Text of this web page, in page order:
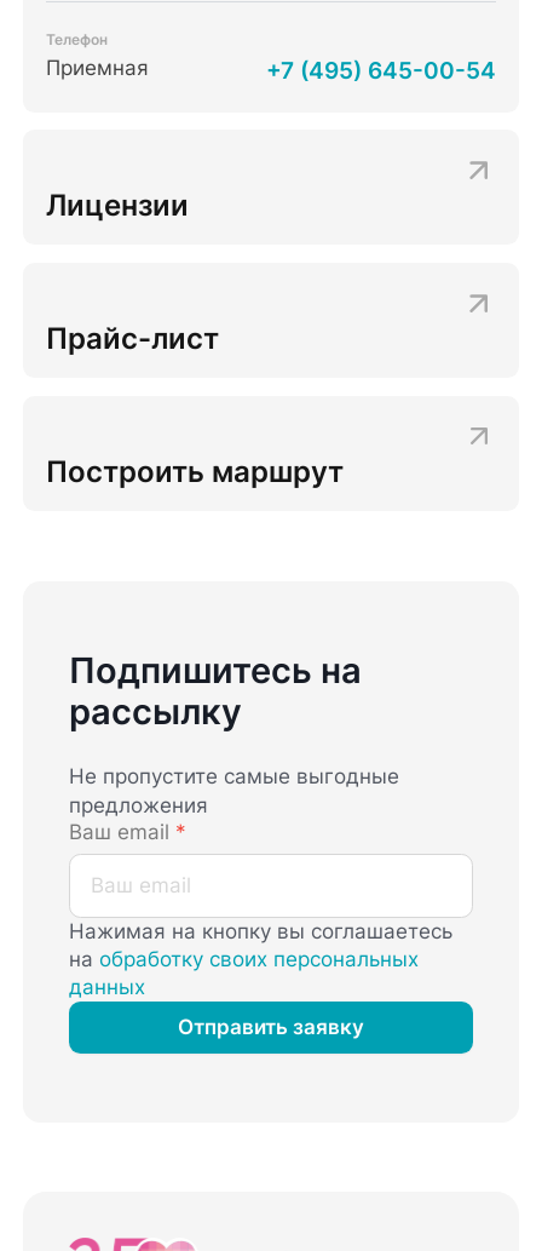
Телефон
Приемная +7 (495) 645-00-54
Лицензии
Прайс-лист
Построить маршрут
Подпишитесь на
рассылку
Не пропустите самые выгодные
предложения
Ваш email *
Нажимая на кнопку вы соглашаетесь
наобработку своих персональных
данных
Отправить заявку